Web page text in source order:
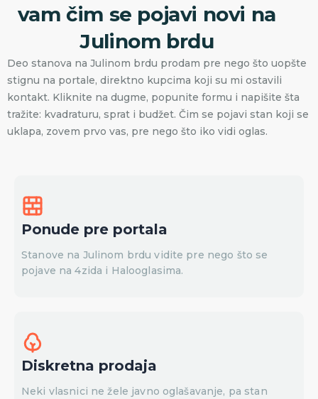
vam čim se pojavi novi na
Julinom brdu
Deo stanova na Julinom brdu prodam pre nego što uopšte
stignu na portale, direktno kupcima koji su mi ostavili
kontakt. Kliknite na dugme, popunite formu i napišite šta
tražite: kvadraturu, sprat i budžet. Čim se pojavi stan koji se
uklapa, zovem prvo vas, pre nego što iko vidi oglas.
Ponude pre portala
Stanove na Julinom brdu vidite pre nego što se
pojave na 4zida i Halooglasima.
Diskretna prodaja
Neki vlasnici ne žele javno oglašavanje, pa stan